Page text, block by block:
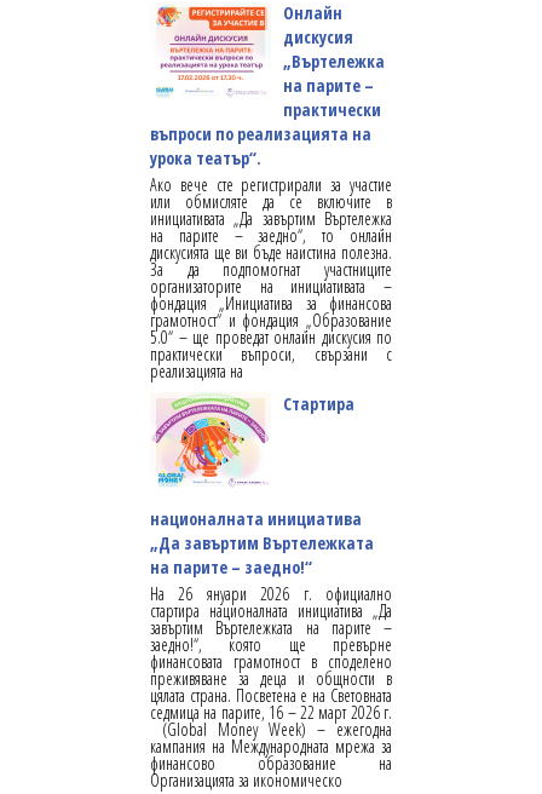
Онлайн
дискусия
„Въртележка
на парите –
практически
въпроси по реализацията на
урока театър“.
Ако вече сте регистрирали за участие
или обмисляте да се включите в
инициативата „Да завъртим Въртележка
на парите – заедно“, то онлайн
дискусията ще ви бъде наистина полезна.
За да подпомогнат участниците
организаторите на инициативата –
фондация „Инициатива за финансова
грамотност“ и фондация „Образование
5.0“ – ще проведат онлайн дискусия по
практически въпроси, свързани с
реализацията на
Стартира
националната инициатива
„Да завъртим Въртележката
на парите – заедно!“
На 26 януари 2026 г. официално
стартира националната инициатива „Да
завъртим Въртележката на парите –
заедно!“, която ще превърне
финансовата грамотност в споделено
преживяване за деца и общности в
цялата страна. Посветена е на Световната
седмица на парите, 16 – 22 март 2026 г.
(Global Money Week) – ежегодна
кампания на Международната мрежа за
финансово образование на
Организацията за икономическо